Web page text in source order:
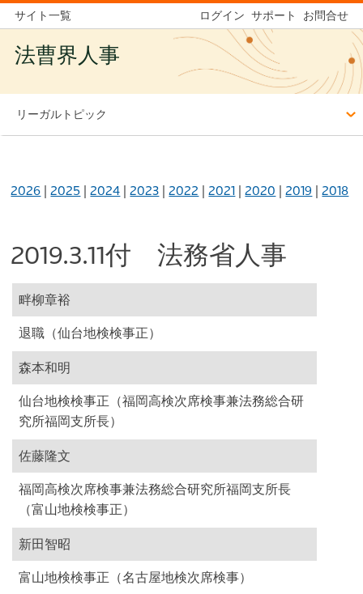
サイト一覧 ログイン サポート お問合せ
法曹界人事
リーガルトピック
2026 |2025 |2024 |2023 |2022 |2021 |2020 |2019 |2018
2019.3.11付 法務省人事
畔柳章裕
退職（仙台地検検事正）
森本和明
仙台地検検事正（福岡高検次席検事兼法務総合研
究所福岡支所長）
佐藤隆文
福岡高検次席検事兼法務総合研究所福岡支所長
（富山地検検事正）
新田智昭
富山地検検事正（名古屋地検次席検事）